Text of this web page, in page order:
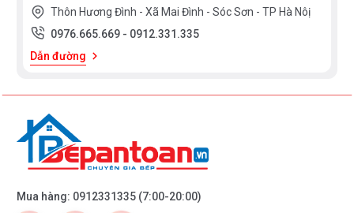
Thôn Hương Đình - Xã Mai Đình - Sóc Sơn - TP Hà Nôị
0976.665.669 - 0912.331.335
Dẫn đường
Mua hàng: 0912331335 (7:00-20:00)